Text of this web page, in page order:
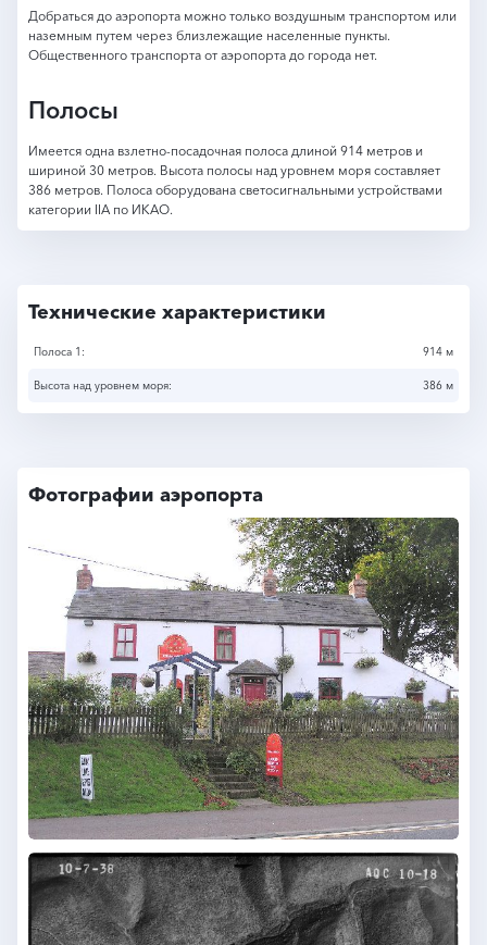
Добраться до аэропорта можно только воздушным транспортом или
наземным путем через близлежащие населенные пункты.
Общественного транспорта от аэропорта до города нет.
Полосы
Имеется одна взлетно-посадочная полоса длиной 914 метров и
шириной 30 метров. Высота полосы над уровнем моря составляет
386 метров. Полоса оборудована светосигнальными устройствами
категории IIА по ИКАО.
Технические характеристики
Полоса 1: 914 м
Высота над уровнем моря: 386 м
Фотографии аэропорта